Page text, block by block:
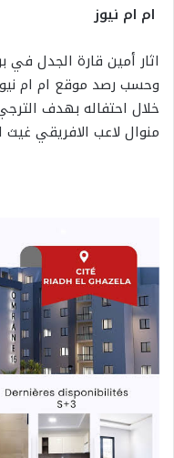
ام ام نيوز
اثار أمين قارة الجدل في
وحسب رصد موقع ام ام
خلال احتفاله بهدف
منوال لاعب الافريقي غيث